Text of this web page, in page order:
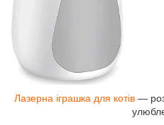
Лазерна іграшка для котів —